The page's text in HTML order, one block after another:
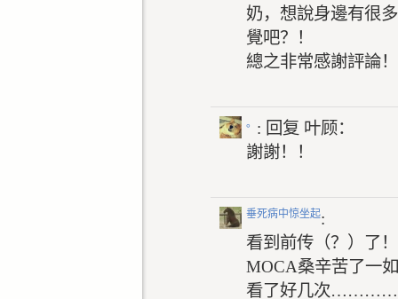
奶，想說身邊有很
覺吧？！
總之非常感謝評論
。 : 回复 叶顾：
謝謝！！
垂死病中惊坐起:
看到前传（？）了
MOCA桑辛苦了一
看了好几次…………